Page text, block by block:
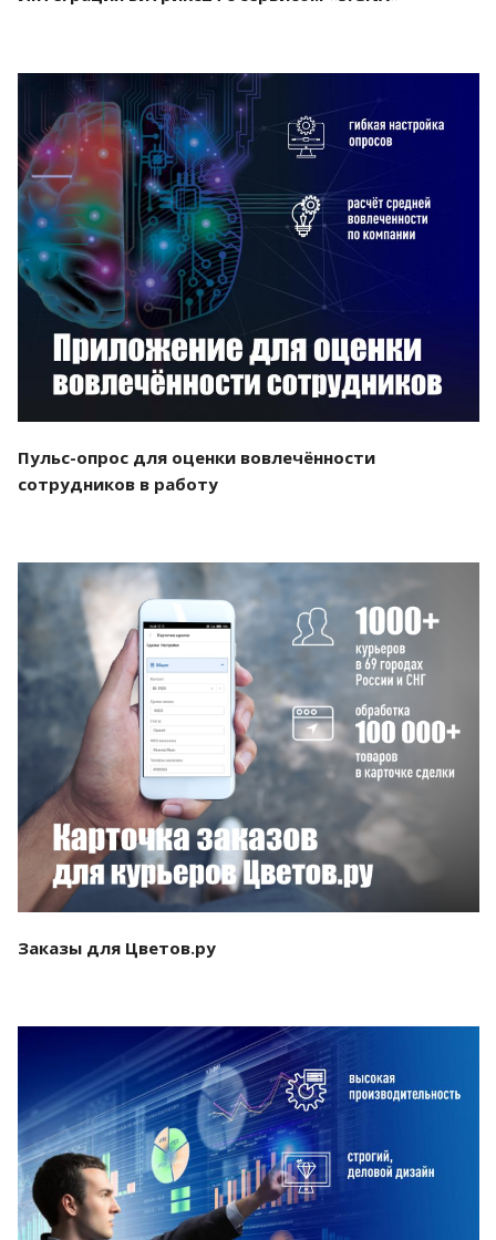
Смотреть проект
Пульс-опрос для оценки вовлечённости
сотрудников в работу
Смотреть проект
Заказы для Цветов.ру
Смотреть проект